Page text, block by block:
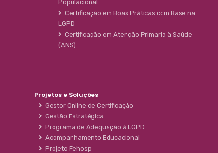
Populacional
Certificação em Boas Práticas com Base na
LGPD
Certificação em Atenção Primaria à Saúde
(ANS)
Projetos e Soluções
Gestor Online de Certificação
Gestão Estratégica
Programa de Adequação à LGPD
Acompanhamento Educacional
Projeto Fehosp